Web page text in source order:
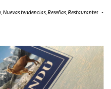
Nuevas tendencias Reseñas Restaurantes -